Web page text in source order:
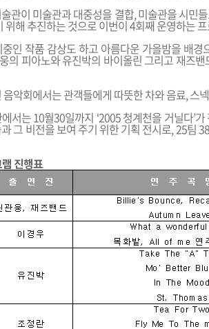
관이 미술관과 대중성을 결합, 미술관을 시민
위해 추진하는 것으로 이번이 4회째 운영하는
인 작품 감상도 하고 아름다운 가을밤을 배경
의 피아노와 유진박의 바이올린 그리고 재즈
악회에서는 관객들에게 따뜻한 차와 음료, 스
서는 10월30일까지 ‘2005 청계천을 거닐다’
그 비전을 보여 주기 위한 기획 전시로, 25팀
진행표